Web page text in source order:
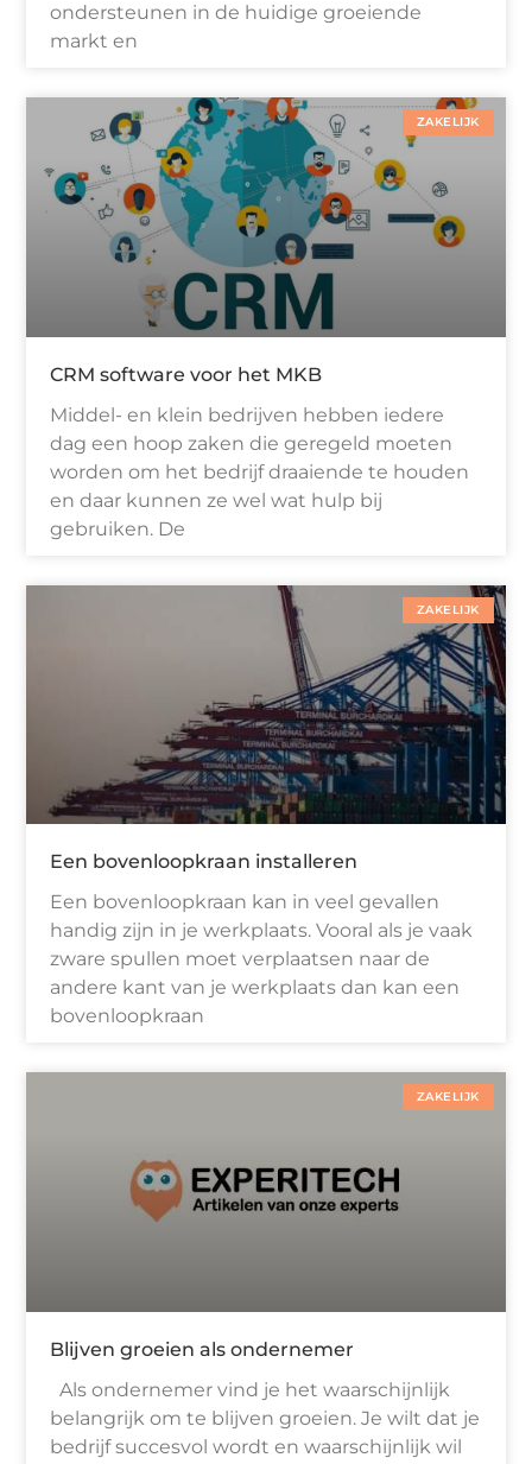
ondersteunen in de huidige groeiende
markt en
ZAKELIJK
CRM software voor het MKB
Middel- en klein bedrijven hebben iedere
dag een hoop zaken die geregeld moeten
worden om het bedrijf draaiende te houden
en daar kunnen ze wel wat hulp bij
gebruiken. De
ZAKELIJK
Een bovenloopkraan installeren
Een bovenloopkraan kan in veel gevallen
handig zijn in je werkplaats. Vooral als je vaak
zware spullen moet verplaatsen naar de
andere kant van je werkplaats dan kan een
bovenloopkraan
ZAKELIJK
Blijven groeien als ondernemer
Als ondernemer vind je het waarschijnlijk
belangrijk om te blijven groeien. Je wilt dat je
bedrijf succesvol wordt en waarschijnlijk wil